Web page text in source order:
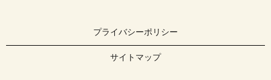
プライバシーポリシー
サイトマップ